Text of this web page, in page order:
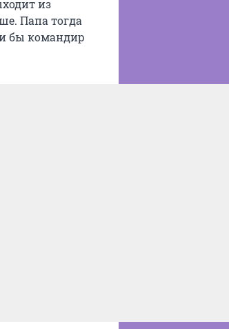
из
Папа тогда
бы командир